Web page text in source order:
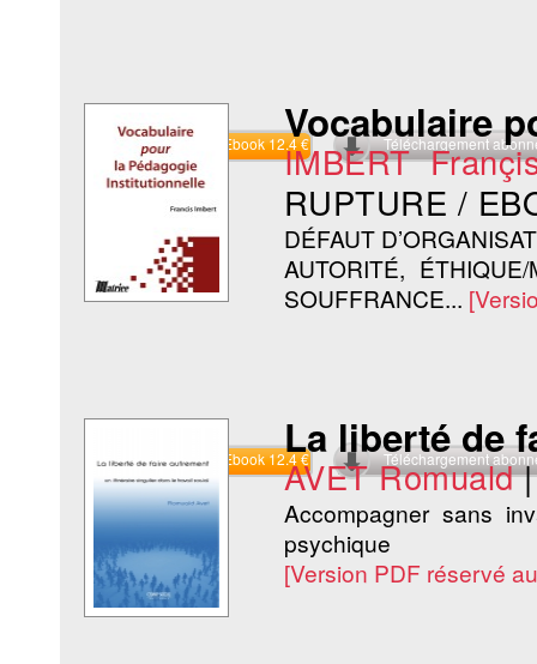
Commander l'Ebook 12.4 € Téléchargement
Vocabulaire
IMBERT
RUPTURE /
DÉFAUT
AUTORITÉ,
SOUFFRANCE...
Commander l'Ebook 12.4 € Téléchargement
La liberté de
AVET Romuald
Accompagner sans
psychique
[Version PDF réservé